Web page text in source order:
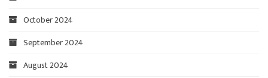
October 2024
September 2024
August 2024